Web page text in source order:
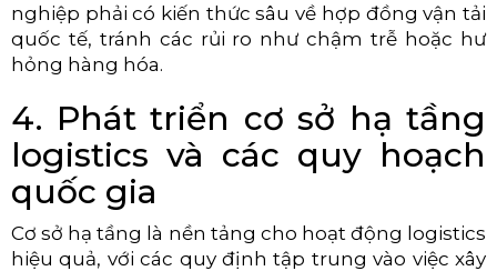
nghiệp phải có kiến thức sâu về hợp đồng vận tải
quốc tế, tránh các rủi ro như chậm trễ hoặc hư
hỏng hàng hóa.
4. Phát triển cơ sở hạ tầng
logistics và các quy hoạch
quốc gia
Cơ sở hạ tầng là nền tảng cho hoạt động logistics
hiệu quả, với các quy định tập trung vào việc xây